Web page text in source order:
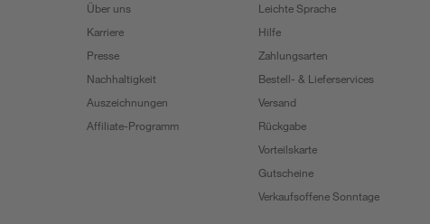
Über uns
Karriere
Presse
Nachhaltigkeit
Auszeichnungen
Affiliate-Programm
Leichte Sprache
Hilfe
Zahlungsarten
Bestell- & Lieferservices
Versand
Rückgabe
Vorteilskarte
Gutscheine
Verkaufsoffene Sonntage